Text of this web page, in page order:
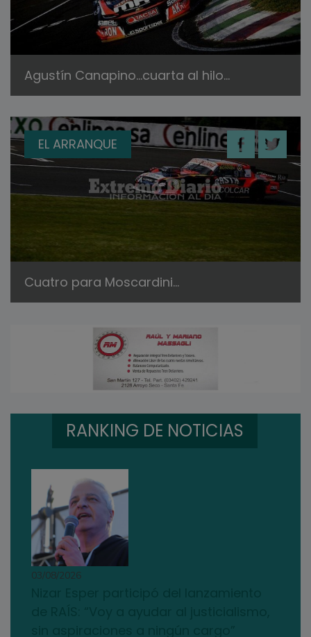
Agustín Canapino…cuarta al hilo…
EL ARRANQUE
Cuatro para Moscardini…
RANKING DE NOTICIAS
03/08/2026